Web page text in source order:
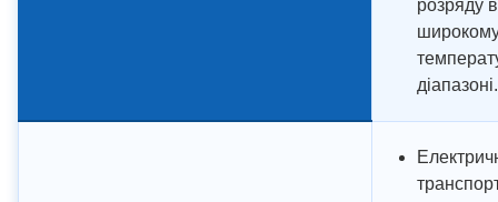
розряду в
діапазоні.